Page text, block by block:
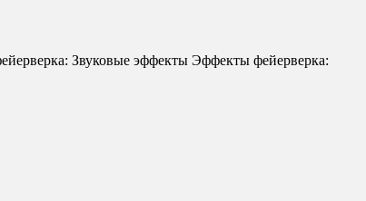
Звуковые эффекты Эффекты фейерверка: